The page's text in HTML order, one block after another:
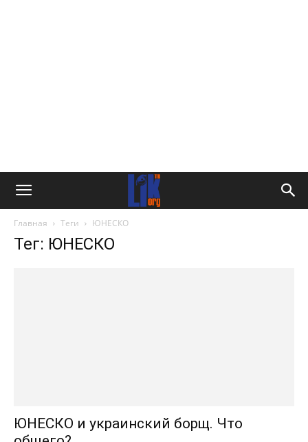
Главная Теги ЮНЕСКО
Тег: ЮНЕСКО
ЮНЕСКО и украинский борщ. Что